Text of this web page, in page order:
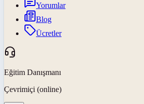
Yorumlar
Blog
Ücretler
Eğitim Danışmanı
Çevrimiçi (online)